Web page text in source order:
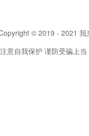
© 2019 - 2021 我
意自我保护 谨防受骗上